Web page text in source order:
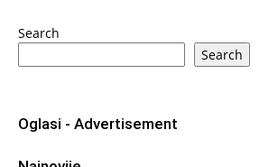
Search
Search
Oglasi - Advertisement